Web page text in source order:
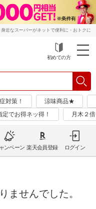
身近なスーパーがネットで便利に・おトクに
初めての方
対策！ 涼味商品★
定でお得ネッ得！ 月木２倍
ンペーン 楽天会員登録 ログイン
ませんでした。